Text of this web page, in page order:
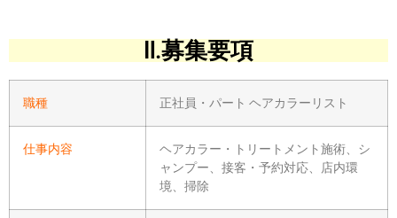
Ⅱ.募集要項
職種 正社員・パート ヘアカラーリスト
仕事内容
ヘアカラー・トリートメント施術、シ
ャンプー、接客・予約対応、店内環
境、掃除